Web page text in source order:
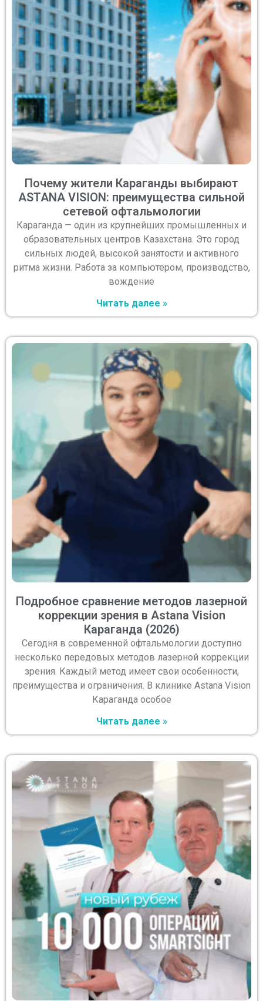
Почему жители Караганды выбирают
ASTANA VISION: преимущества сильной
сетевой офтальмологии
Караганда — один из крупнейших промышленных и
образовательных центров Казахстана. Это город
сильных людей, высокой занятости и активного
ритма жизни. Работа за компьютером, производство,
вождение
Читать далее »
Подробное сравнение методов лазерной
коррекции зрения в Astana Vision
Караганда (2026)
Сегодня в современной офтальмологии доступно
несколько передовых методов лазерной коррекции
зрения. Каждый метод имеет свои особенности,
преимущества и ограничения. В клинике Astana Vision
Караганда особое
Читать далее »